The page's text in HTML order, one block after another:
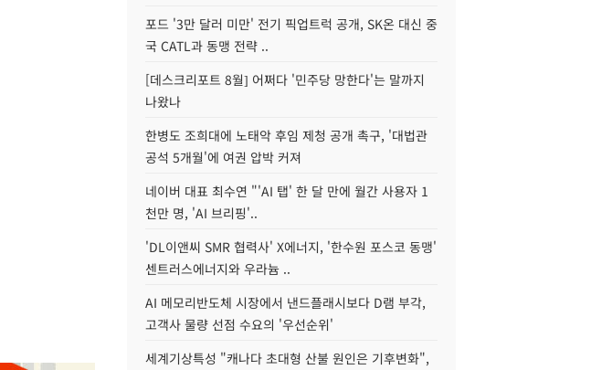
포드 '3만 달러 미만' 전기 픽업트럭 공개, SK온 대신 중
국 CATL과 동맹 전략 ..
[데스크리포트 8월] 어쩌다 '민주당 망한다'는 말까지
나왔나
한병도 조희대에 노태악 후임 제청 공개 촉구, '대법관
공석 5개월'에 여권 압박 커져
네이버 대표 최수연 "'AI 탭' 한 달 만에 월간 사용자 1
천만 명, 'AI 브리핑'..
'DL이앤씨 SMR 협력사' X에너지, '한수원 포스코 동맹'
센트러스에너지와 우라늄 ..
AI 메모리반도체 시장에서 낸드플래시보다 D램 부각,
고객사 물량 선점 수요의 '우선순위'
세계기상특성 "캐나다 초대형 산불 원인은 기후변화",